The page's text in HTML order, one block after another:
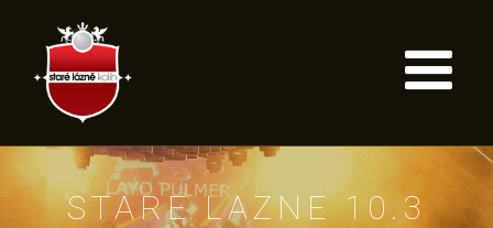
STARE LAZNE 10.3